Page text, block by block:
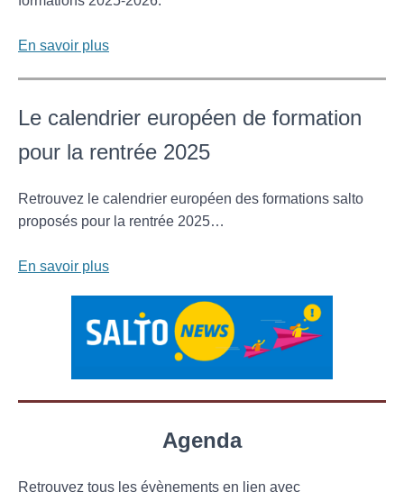
En savoir plus
Le calendrier européen de formation
pour la rentrée 2025
Retrouvez le calendrier européen des formations salto
proposés pour la rentrée 2025…
En savoir plus
Agenda
Retrouvez tous les évènements en lien avec